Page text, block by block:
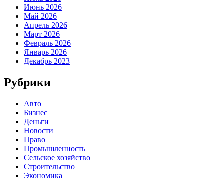
Июнь 2026
Май 2026
Апрель 2026
Март 2026
Февраль 2026
Январь 2026
Декабрь 2023
Рубрики
Авто
Бизнес
Деньги
Новости
Право
Промышленность
Сельское хозяйство
Строительство
Экономика